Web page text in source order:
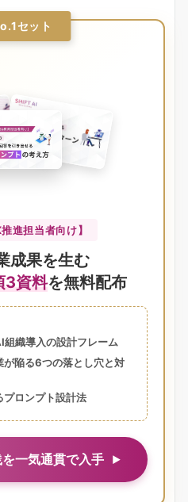
セット
進担当者向け】
成果を生む
3資料を無料配布
組織導入の設計フレーム
が陥る6つの落とし穴と対
プロンプト設計法
一気通貫で入手